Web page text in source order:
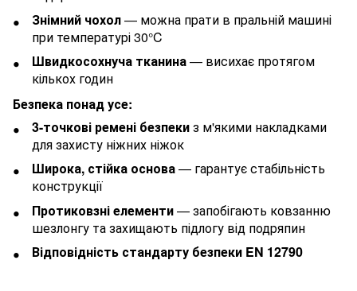
Знімний чохол— можна прати в пральній машині
при температурі 30°C
Швидкосохнуча тканина— висихає протягом
кількох годин
Безпека понад усе:
3-точкові ремені безпекиз м'якими накладками
для захисту ніжних ніжок
Широка, стійка основа— гарантує стабільність
конструкції
Протиковзні елементи— запобігають ковзанню
шезлонгу та захищають підлогу від подряпин
Відповідність стандарту безпеки EN 12790